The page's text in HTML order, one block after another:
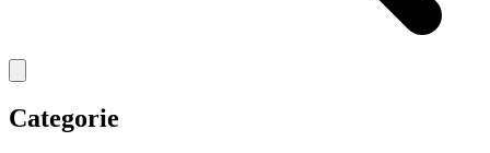
Categorie